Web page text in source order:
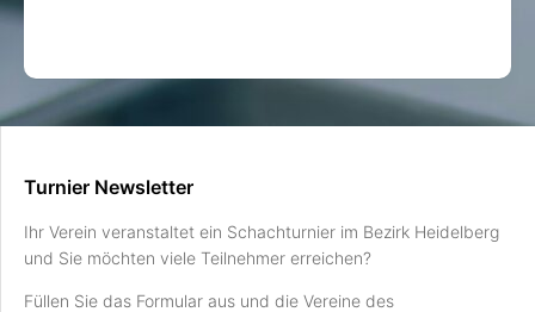
Turnier Newsletter
Ihr Verein veranstaltet ein Schachturnier im Bezirk Heidelberg
und Sie möchten viele Teilnehmer erreichen?
Füllen Sie das Formular aus und die Vereine des